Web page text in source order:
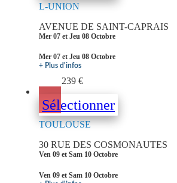
L-UNION
AVENUE DE SAINT-CAPRAIS
Mer 07 et Jeu 08 Octobre
Mer 07 et Jeu 08 Octobre
+ Plus d'infos
239 €
Sélectionner
TOULOUSE
30 RUE DES COSMONAUTES
Ven 09 et Sam 10 Octobre
Ven 09 et Sam 10 Octobre